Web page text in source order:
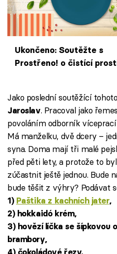
Ukončeno: Soutěžte s
Prostřeno! o čistící
Jako poslední soutěžící
Jaroslav. Pracoval jako
povoláním odborník
Má manželku, dvě dcery –
syna. Doma mají tři malé
před pěti lety, a protože to
zúčastnit ještě jednou. Bude
bude těšit z výhry? Podávat
1) Paštika z kachních jater,
2) hokkaidó krém,
3) hovězí líčka se šípkovou
brambory,
4) čokoládové řezy.